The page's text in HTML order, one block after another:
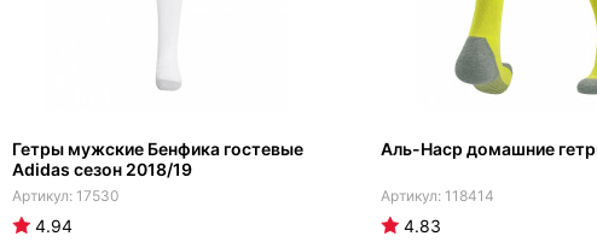
Гетры мужские Бенфика гостевые
Adidas сезон 2018/19
17530
4.94
Аль-Наср домашние
118414
4.83